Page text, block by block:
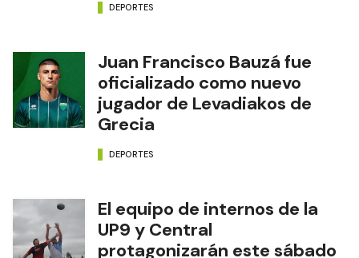
DEPORTES
Juan Francisco Bauzá fue
oficializado como nuevo
jugador de Levadiakos de
Grecia
DEPORTES
El equipo de internos de la
UP9 y Central
protagonizarán este sábado